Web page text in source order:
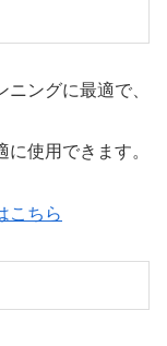
ングに最適で、
使用できます。
こちら